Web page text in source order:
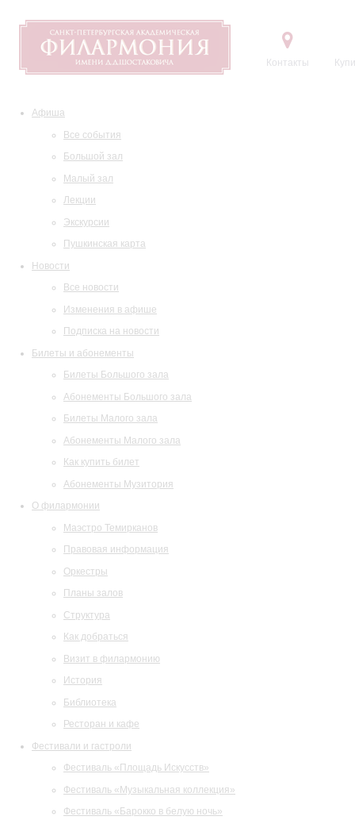
Контакты
Афиша
Все события
Большой зал
Малый зал
Лекции
Экскурсии
Пушкинская карта
Новости
Все новости
Изменения в афише
Подписка на новости
Билеты и абонементы
Билеты Большого зала
Абонементы Большого зала
Билеты Малого зала
Абонементы Малого зала
Как купить билет
Абонементы Музитория
О филармонии
Маэстро Темирканов
Правовая информация
Оркестры
Планы залов
Структура
Как добраться
Визит в филармонию
История
Библиотека
Ресторан и кафе
Фестивали и гастроли
Фестиваль «Площадь Искусств»
Фестиваль «Музыкальная коллекция»
Фестиваль «Барокко в белую ночь»